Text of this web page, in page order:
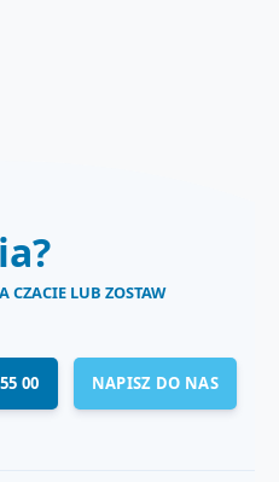
CZACIE LUB ZOSTAW
00 NAPISZ DO NAS